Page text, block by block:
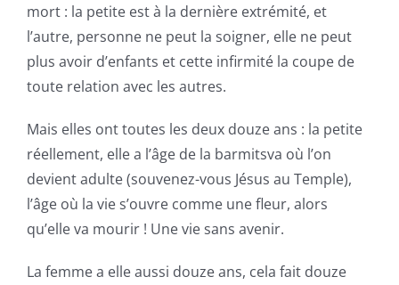
mort : la petite est à la dernière extrémité, et
l’autre, personne ne peut la soigner, elle ne peut
plus avoir d’enfants et cette infirmité la coupe de
toute relation avec les autres.
Mais elles ont toutes les deux douze ans : la petite
réellement, elle a l’âge de la barmitsva où l’on
devient adulte (souvenez-vous Jésus au Temple),
l’âge où la vie s’ouvre comme une fleur, alors
qu’elle va mourir ! Une vie sans avenir.
La femme a elle aussi douze ans, cela fait douze